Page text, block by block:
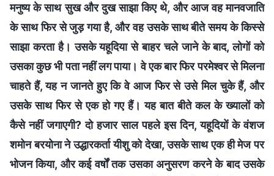
मनुष्य के साथ सुख और दुख साझा किए थे, और आज वह मानवजाति
के साथ फिर से जुड़ गया है, और वह उसके साथ बीते समय के किस्से
साझा करता है। उसके यहूदिया से बाहर चले जाने के बाद, लोगों को
उसका कुछ भी पता नहीं लग पाया। वे एक बार फिर परमेश्वर से मिलना
चाहते हैं, यह न जानते हुए कि वे आज फिर से उसे मिल चुके हैं, और
उसके साथ फिर से एक हो गए हैं। यह बात बीते कल के ख्यालों को
कैसे नहीं जगाएगी? दो हजार साल पहले इस दिन, यहूदियों के वंशज
शमोन बरयोना ने उद्धारकर्ता यीशु को देखा, उसके साथ एक ही मेज पर
भोजन किया, और कई वर्षों तक उसका अनुसरण करने के बाद उसके